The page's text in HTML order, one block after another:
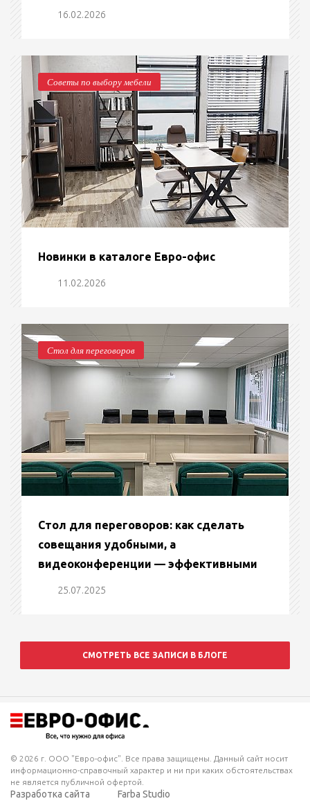
16.02.2026
Советы по выбору мебели
Новинки в каталоге Евро-офис
11.02.2026
Стол для переговоров
Стол для переговоров: как сделать
совещания удобными, а
видеоконференции — эффективными
25.07.2025
СМОТРЕТЬ ВСЕ ЗАПИСИ В БЛОГЕ
© 2026 г. ООО "Евро-офис". Все права защищены. Данный сайт носит
информационно-справочный характер и ни при каких обстоятельствах
не является публичной офертой.
Разработка сайта Farba Studio